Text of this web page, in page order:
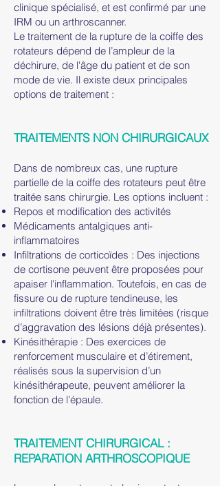
clinique spécialisé, et est confirmé par une
IRM ou un arthroscanner.
Le traitement de la rupture de la coiffe des
rotateurs dépend de l’ampleur de la
déchirure, de l'âge du patient et de son
mode de vie. Il existe deux principales
options de traitement :
TRAITEMENTS NON CHIRURGICAUX
Dans de nombreux cas, une rupture
partielle de la coiffe des rotateurs peut être
traitée sans chirurgie. Les options incluent :
Repos et modification des activités
Médicaments antalgiques anti-
inflammatoires
Infiltrations de corticoïdes : Des injections
de cortisone peuvent être proposées pour
apaiser l'inflammation. Toutefois, en cas de
fissure ou de rupture tendineuse, les
infiltrations doivent être très limitées (risque
d’aggravation des lésions déjà présentes).
Kinésithérapie : Des exercices de
renforcement musculaire et d’étirement,
réalisés sous la supervision d’un
kinésithérapeute, peuvent améliorer la
fonction de l’épaule.
TRAITEMENT CHIRURGICAL :
REPARATION ARTHROSCOPIQUE